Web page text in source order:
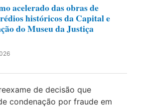
acelerado das obras de
históricos da Capital e
do Museu da Justiça